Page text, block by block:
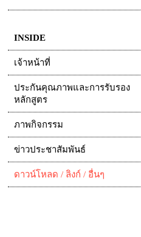
INSIDE
เจ้าหน้าที่
ประกันคุณภาพและการรับรอง
หลักสูตร
ภาพกิจกรรม
ข่าวประชาสัมพันธ์
ดาวน์โหลด / ลิงก์ / อื่นๆ